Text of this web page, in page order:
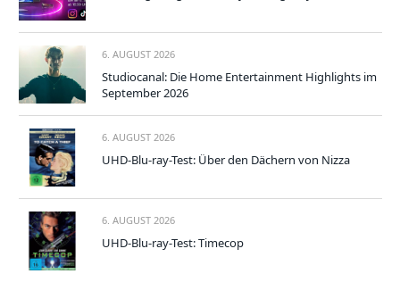
6. AUGUST 2026
Studiocanal: Die Home Entertainment Highlights im
September 2026
6. AUGUST 2026
UHD-Blu-ray-Test: Über den Dächern von Nizza
6. AUGUST 2026
UHD-Blu-ray-Test: Timecop